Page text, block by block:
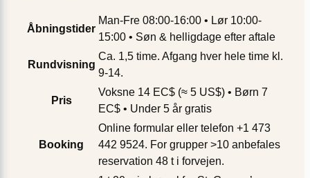
Åbningstider
Man-Fre 08:00-16:00 • Lør 10:00-
15:00 • Søn & helligdage efter aftale
Rundvisning
Ca. 1,5 time. Afgang hver hele time kl.
9-14.
Pris
Voksne 14 EC$ (≈ 5 US$) • Børn 7
EC$ • Under 5 år gratis
Booking
Online formular eller telefon +1 473
442 9524. For grupper >10 anbefales
reservation 48 t i forvejen.